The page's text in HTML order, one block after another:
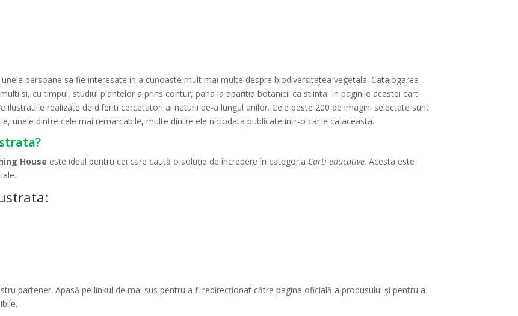
persoane sa fie interesate in a cunoaste mult mai multe despre biodiversitatea vegetala. Catalogarea
si, cu timpul, studiul plantelor a prins contur, pana la aparitia botanicii ca stiinta. In paginile acestei carti
realizate de diferiti cercetatori ai naturii de-a lungul anilor. Cele peste 200 de imagini selectate sunt
unele dintre cele mai remarcabile, multe dintre ele niciodata publicate intr-o carte ca aceasta.
House este ideal pentru cei care caută o soluție de încredere în categoria Carti educative. Acesta este
partener. Apasă pe linkul de mai sus pentru a fi redirecționat către pagina oficială a produsului și pentru a